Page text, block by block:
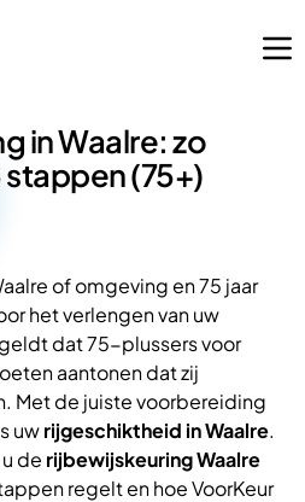
in Waalre: zo
stappen (75+)
of omgeving en 75 jaar
het verlengen van uw
dat 75-plussers voor
aantonen dat zij
Met de juiste voorbereiding
uwrijgeschiktheid in Waalre.
de rijbewijskeuring Waalre
regelt en hoe VoorKeur